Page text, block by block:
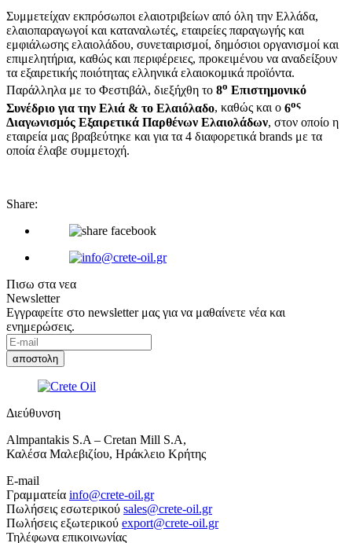
Συμμετείχαν εκπρόσωποι ελαιοτριβείων από όλη την Ελλάδα,
ελαιοπαραγωγοί και καταναλωτές, εταιρείες παραγωγής και
εμφιάλωσης ελαιολάδου, συνεταιρισμοί, δημόσιοι οργανισμοί και
επιμελητήρια, καθώς και περιφέρειες, προκειμένου να αναδείξουν
τα εξαιρετικής ποιότητας ελληνικά ελαιοκομικά προϊόντα.
Παράλληλα με το Φεστιβάλ, διεξήχθη το 8ο Επιστημονικό
Συνέδριο για την Ελιά & το Ελαιόλαδο, καθώς και ο 6ος
Διαγωνισμός Εξαιρετικά Παρθένων Ελαιολάδων, στον οποίο η
εταιρεία μας βραβεύτηκε και για τα 4 διαφορετικά brands με τα
οποία έλαβε συμμετοχή.
Share:
Πισω στα νεα
Newsletter
Εγγραφείτε στο newsletter μας για να μαθαίνετε νέα και
ενημερώσεις.
Διεύθυνση
Almpantakis S.A – Cretan Mill S.A,
Καλέσα Μαλεβιζίου, Ηράκλειο Κρήτης
E-mail
Γραμματεία info@crete-oil.gr
Πωλήσεις εσωτερικού sales@crete-oil.gr
Πωλήσεις εξωτερικού export@crete-oil.gr
Τηλέφωνα επικοινωνίας